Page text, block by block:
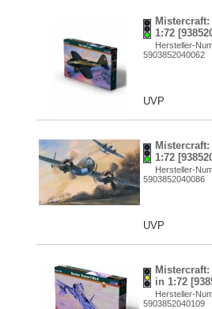
1:72
Hersteller-
5903852040062
UVP
1:72
Hersteller-
5903852040086
UVP
in 1:72
Hersteller-
5903852040109